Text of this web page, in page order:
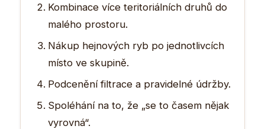
Kombinace více teritoriálních druhů do
malého prostoru.
Nákup hejnových ryb po jednotlivcích
místo ve skupině.
Podcenění filtrace a pravidelné údržby.
Spoléhání na to, že „se to časem nějak
vyrovná“.